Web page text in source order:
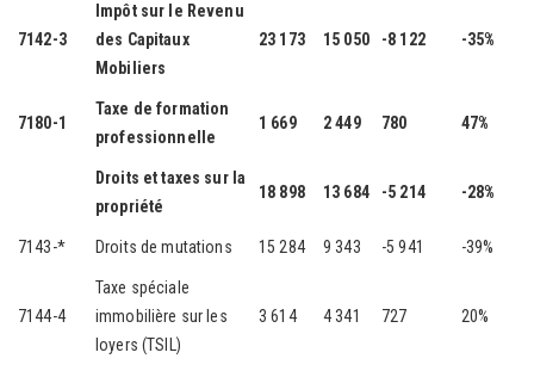
7142-3
Impôt sur le Revenu
des Capitaux
Mobiliers
23 173 15 050 -8 122 -35%
7180-1
Taxe de formation
professionnelle
1 669 2 449 780 47%
Droits et taxes sur la
propriété
18 898 13 684 -5 214 -28%
7143-* Droits de mutations 15 284 9 343 -5 941 -39%
7144-4
Taxe spéciale
immobilière sur les
loyers (TSIL)
3 614 4 341 727 20%